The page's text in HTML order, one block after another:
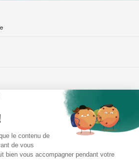
le contenu de
de vous
bien vous accompagner pendant votre